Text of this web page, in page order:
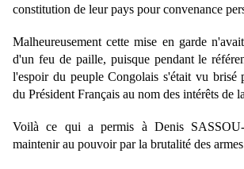
constitution de leur pays pour convenance
Malheureusement cette mise en garde
d'un feu de paille, puisque pendant le
l'espoir du peuple Congolais s'était vu brisé
du Président Français au nom des intérêts de
Voilà ce qui a permis à Denis
maintenir au pouvoir par la brutalité des